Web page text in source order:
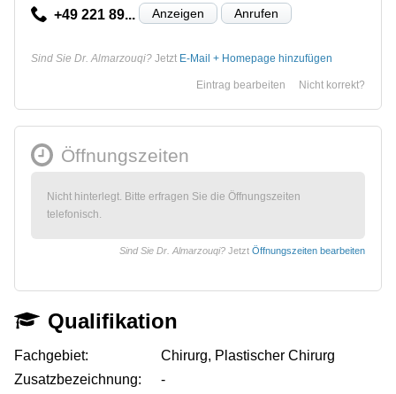
+49 221 89... Anzeigen Anrufen
Sind Sie Dr. Almarzouqi? Jetzt E-Mail + Homepage hinzufügen
Nicht korrekt?
Eintrag bearbeiten
Öffnungszeiten
Nicht hinterlegt. Bitte erfragen Sie die Öffnungszeiten
telefonisch.
Sind Sie Dr. Almarzouqi? Jetzt Öffnungszeiten bearbeiten
Qualifikation
Fachgebiet:
Chirurg, Plastischer Chirurg
Zusatzbezeichnung:
-